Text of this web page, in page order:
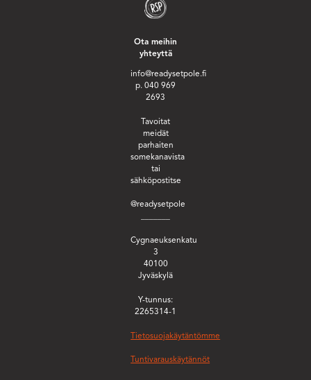
Ota meihin
yhteyttä
info@readysetpole.fi
p. 040 969
2693
Tavoitat
meidät
parhaiten
somekanavista
tai
sähköpostitse
@readysetpole
Cygnaeuksenkatu
3
40100
Jyväskylä
Y-tunnus:
2265314-1
Tietosuojakäytäntömme
Tuntivarauskäytännöt